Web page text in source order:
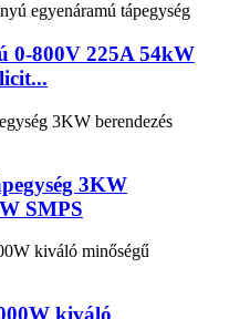
0-800V 225A 54kW
3KW
SMPS
kiváló